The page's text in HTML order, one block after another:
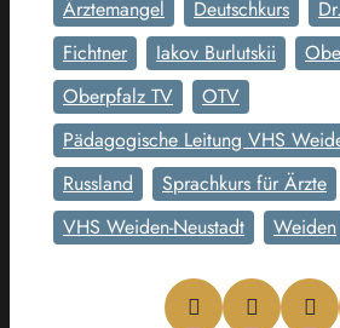
Ärztemangel Deutschkurs
Fichtner
Iakov Burlutskii
Oberpfalz TV
OTV
Pädagogische Leitung VHS
Russland
Sprachkurs für Ärzte
VHS Weiden-Neustadt
Weiden